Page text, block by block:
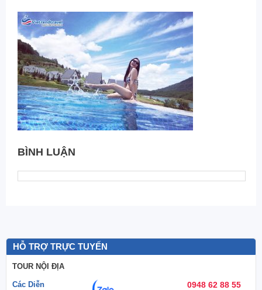
BÌNH LUẬN
HỖ TRỢ TRỰC TUYẾN
TOUR NỘI ĐỊA
Các Diễn 0948 62 88 55